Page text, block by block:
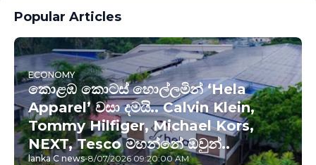
Popular Articles
ECONOMY
කොළඹ කොටස් හොල්ලමින් ‘Hela
Apparel’ වසා දමයි.. Calvin Klein,
Tommy Hilfiger, Michael Kors,
NEXT, Tesco මහන්නේ ඔවුන්..
lanka C news-8/07/2026 09:20:00 AM